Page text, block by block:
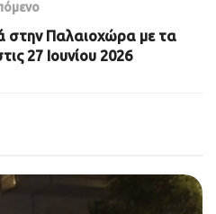
στην Παλαιοχώρα με τα
27 Ιουνίου 2026